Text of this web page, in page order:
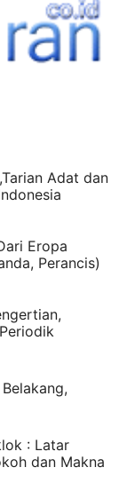
Adat dan
Eropa
Perancis)
: Latar
dan Makna